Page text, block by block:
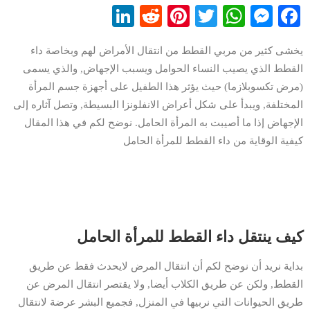
Facebook
Messenger
WhatsApp
Twitter
Pinterest
Reddit
يخشى كثير من مربي القطط من انتقال الأمراض لهم وبخاصة داء
القطط الذي يصيب النساء الحوامل ويسبب الإجهاض, والذي يسمى
(مرض تكسوبلازما) حيث يؤثر هذا الطفيل على أجهزة جسم المرأة
المختلفة, ويبدأ على شكل أعراض الانفلونزا البسيطة, وتصل آثاره إلى
الإجهاض إذا ما أصيبت به المرأة الحامل. نوضح لكم في هذا المقال
كيفية الوقاية من داء القطط للمرأة الحامل
كيف ينتقل داء القطط للمرأة الحامل
بداية نريد أن نوضح لكم أن انتقال المرض لايحدث فقط عن طريق
القطط, ولكن عن طريق الكلاب أيضا, ولا يقتصر انتقال المرض عن
طريق الحيوانات التي نربيها في المنزل, فجميع البشر عرضة لانتقال